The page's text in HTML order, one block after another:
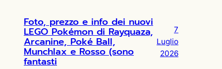
Foto, prezzo e info dei nuovi
LEGO Pokémon di Rayquaza,
Arcanine, Poké Ball,
Munchlax e Rosso (sono
fantasti
7
Luglio
2026